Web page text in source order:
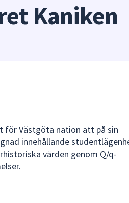
Kaniken
Västgöta nation att på sin
innehållande
värden genom Q/q-